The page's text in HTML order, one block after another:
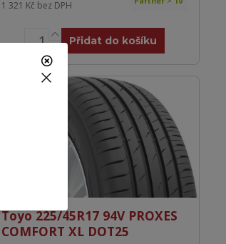
1 321 Kč bez DPH
Přidat do košíku
Toyo 225/45R17 94V PROXES
COMFORT XL DOT25